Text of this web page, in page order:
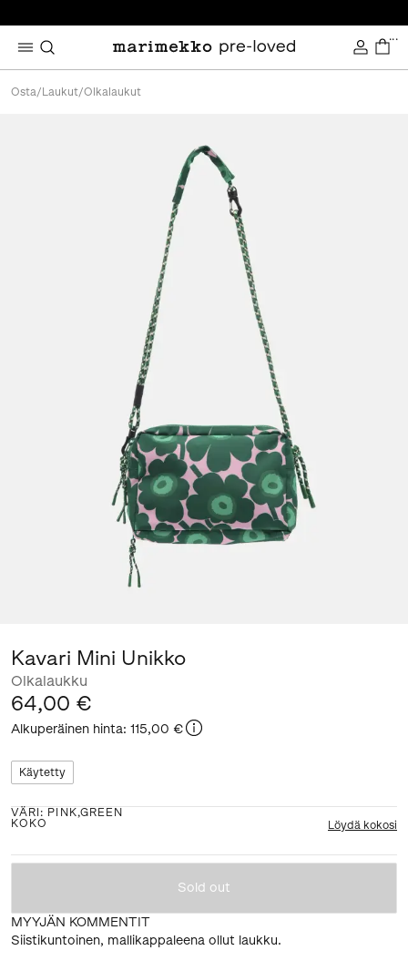
...
Osta/ Laukut/Olkalaukut
Kavari Mini Unikko
Olkalaukku
64,00 €
Alkuperäinen hinta: 115,00 €
Käytetty
VÄRI : PINK,GREEN
KOKO
Löydä kokosi
Sold out
MYYJÄN KOMMENTIT
Siistikuntoinen, mallikappaleena ollut laukku.